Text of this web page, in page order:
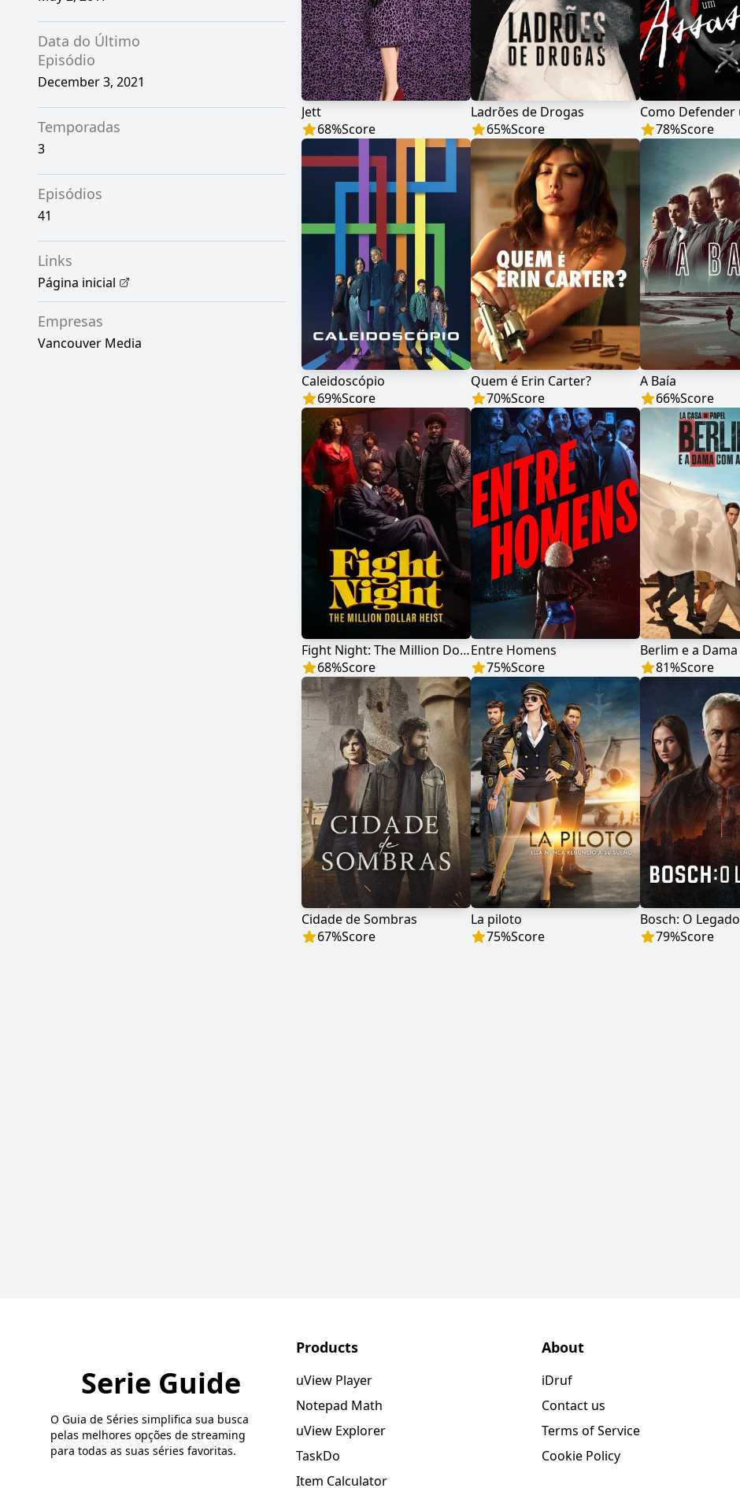
Data do Último
Episódio
December 3, 2021
Temporadas
3
Episódios
41
Links
Página inicial
Empresas
Vancouver Media
Jett
68%Score
Ladrões de Drogas
65%Score
78%Score
Caleidoscópio
69%Score
Quem é Erin Carter?
70%Score
A Baía
66%Score
Fight Night: The Million Dollar Heist
68%Score
Entre Homens
75%Score
81%Score
Cidade de Sombras
67%Score
La piloto
75%Score
Bosch: O Legado
79%Score
Serie Guide
O Guia de Séries simplifica sua busca
pelas melhores opções de streaming
para todas as suas séries favoritas.
Products
uView Player
Notepad Math
uView Explorer
TaskDo
Item Calculator
About
iDruf
Contact us
Terms of Service
Cookie Policy